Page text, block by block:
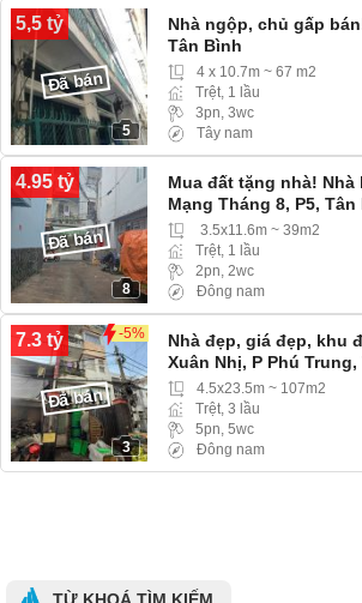
5,5 tỷ
5
Đã bán
Nhà ngộp, chủ gấp
Tân Bình
4 x 10.7m ~ 67 m2
Trệt, 1 lầu
3pn, 3wc
Tây nam
4.95 tỷ
8
Đã bán
Mua đất tặng nhà! Nhà
Mạng Tháng 8, P5, Tân
3.5x11.6m ~ 39m2
Trệt, 1 lầu
2pn, 2wc
Đông nam
7.3 tỷ -5%
3
Đã bán
Nhà đẹp, giá đẹp, khu
Xuân Nhị, P Phú Trung,
4.5x23.5m ~ 107m2
Trệt, 3 lầu
5pn, 5wc
Đông nam